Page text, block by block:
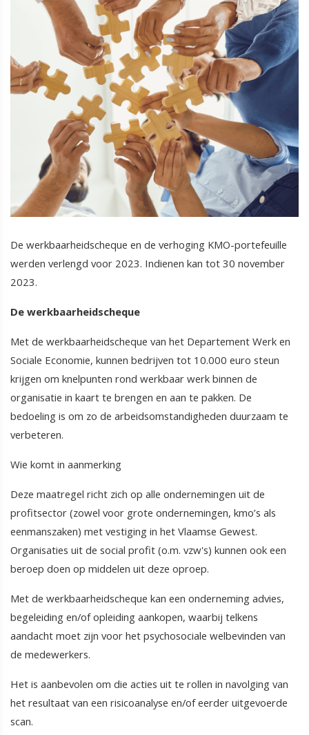
De werkbaarheidscheque en de verhoging KMO-portefeuille
werden verlengd voor 2023. Indienen kan tot 30 november
2023.
De werkbaarheidscheque
Met de werkbaarheidscheque van het Departement Werk en
Sociale Economie, kunnen bedrijven tot 10.000 euro steun
krijgen om knelpunten rond werkbaar werk binnen de
organisatie in kaart te brengen en aan te pakken. De
bedoeling is om zo de arbeidsomstandigheden duurzaam te
verbeteren.
Wie komt in aanmerking
Deze maatregel richt zich op alle ondernemingen uit de
profitsector (zowel voor grote ondernemingen, kmo’s als
eenmanszaken) met vestiging in het Vlaamse Gewest.
Organisaties uit de social profit (o.m. vzw's) kunnen ook een
beroep doen op middelen uit deze oproep.
Met de werkbaarheidscheque kan een onderneming advies,
begeleiding en/of opleiding aankopen, waarbij telkens
aandacht moet zijn voor het psychosociale welbevinden van
de medewerkers.
Het is aanbevolen om die acties uit te rollen in navolging van
het resultaat van een risicoanalyse en/of eerder uitgevoerde
scan.